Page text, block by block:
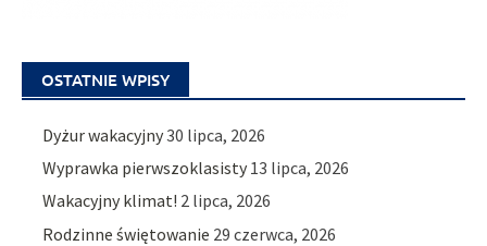
OSTATNIE WPISY
Dyżur wakacyjny30 lipca, 2026
Wyprawka pierwszoklasisty 13 lipca, 2026
Wakacyjny klimat! 2 lipca, 2026
Rodzinne świętowanie 29 czerwca, 2026